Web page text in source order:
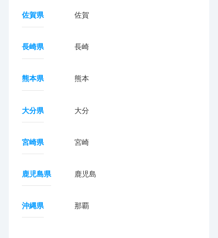
佐賀県 佐賀
長崎県 長崎
熊本県 熊本
大分県 大分
宮崎県 宮崎
鹿児島県 鹿児島
沖縄県 那覇